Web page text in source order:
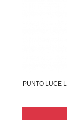
PUNTO LUCE